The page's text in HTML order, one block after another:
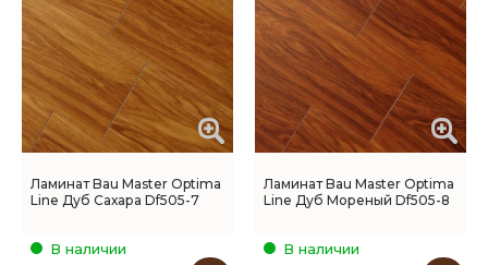
Ламинат Bau Master Optima
Line Дуб Сахара Df505-7
В наличии
Ламинат Bau Master Optima
Line Дуб Мореный Df505-8
В наличии